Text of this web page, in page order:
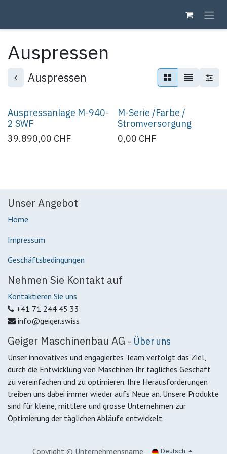
Auspressen
Auspressen
Auspressanlage M-940-
2 SWF
39.890,00 CHF
M-Serie /Farbe /
Stromversorgung
0,00 CHF
Unser Angebot
Home
Impressum
Geschäftsbedingungen
Nehmen Sie Kontakt auf
Kontaktieren Sie uns
+41 71 244 45 33
info@geiger.swiss
Geiger Maschinenbau AG - Über uns
Unser innovatives und engagiertes Team verfolgt das Ziel,
durch die Entwicklung von Maschinen Ihr tägliches Geschäft
zu vereinfachen und zu optimieren. Ihre Herausforderungen
treiben uns dabei immer wieder aufs Neue an. Unsere Produkte
sind für kleine, mittlere und grosse Unternehmen zur
Optimierung der täglichen Abläufe entwickelt.
Copyright © Unternehmensname Deutsch